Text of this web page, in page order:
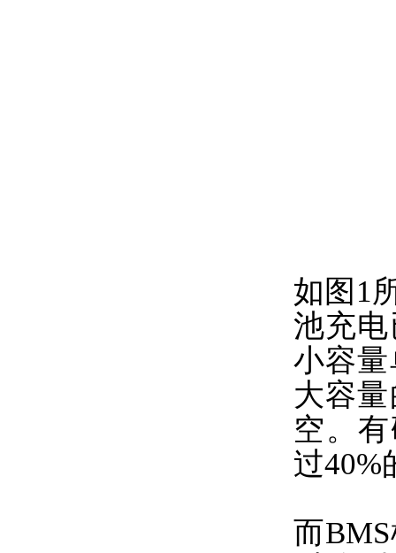
如图1
池充
小容
大容
空。
过40%
而